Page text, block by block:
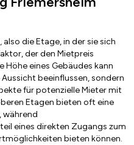
die Etage, in der sie sich
der den Mietpreis
Höhe eines Gebäudes kann
beeinflussen, sondern
für potenzielle Mieter mit
Etagen bieten oft eine
während
eines direkten Zugangs zum
bieten können.